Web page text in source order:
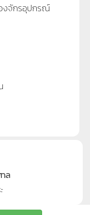
งจักรอุปกรณ์
ล